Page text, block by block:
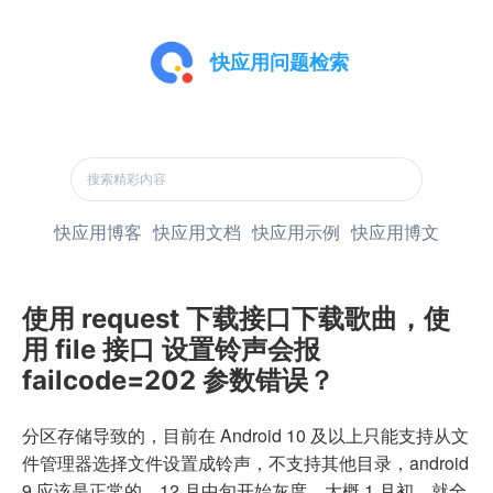
快应用问题检索
快应用博客 快应用文档 快应用示例 快应用博文
使用 request 下载接口下载歌曲，使
用 file 接口 设置铃声会报
failcode=202 参数错误？
分区存储导致的，目前在 Android 10 及以上只能支持从文
件管理器选择文件设置成铃声，不支持其他目录，android